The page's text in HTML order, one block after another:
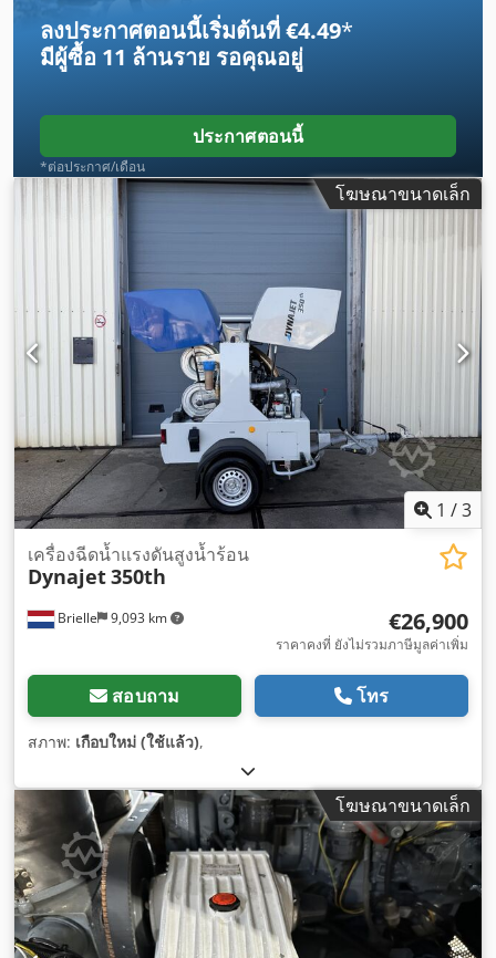
1.8 ลบ.ม./ชม. , ระดับเสียงรบกวน:
(dB), แรงดัน (สูงสุด):500 แท่ง, อุปกรณ์:แชสซี,
ลงประกาศตอนนี้เริ่มต้นที่ €4.49*
มีผู้ซื้อ 11 ล้านราย รอคุณอยู่
ประกาศตอนนี้
*ต่อประกาศ/เดือน
โฆษณาขนาดเล็ก
1 /3
Brielle 9,093 km
เครื่องฉีดน้ำแรงดันสูงน้ำร้อน
Dynajet350th
€26,900
ราคาคงที่ ยังไม่รวมภาษีมูลค่าเพิ่ม
สอบถาม โทร
สภาพ: เกือบใหม่ (ใช้แล้ว),
โฆษณาขนาดเล็ก